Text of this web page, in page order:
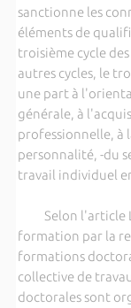
sanctionne les
éléments de
troisième cycle
autres cycles, le
une part à
générale, à
professionnelle, à
personnalité, -du
travail individuel
Selon l'article
formation par la
formations
collective de
doctorales sont